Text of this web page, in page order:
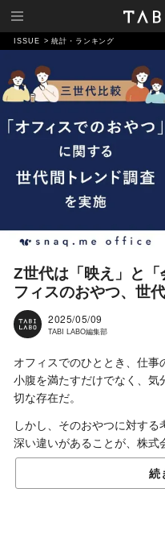
ISSUE 統計・ランキング
Z世代は「映え」と
フィスのおやつ、世
2025/05/09
TABI LABO編集部
オフィスでのひととき、仕事
小腹を満たすだけでなく、気
切な存在だ。
しかし、そのおやつに対す
深い違いがあることが、株式
よって明らかになった。
特に1995年以降に生まれたZ
ンのきっかけとして捉える
続